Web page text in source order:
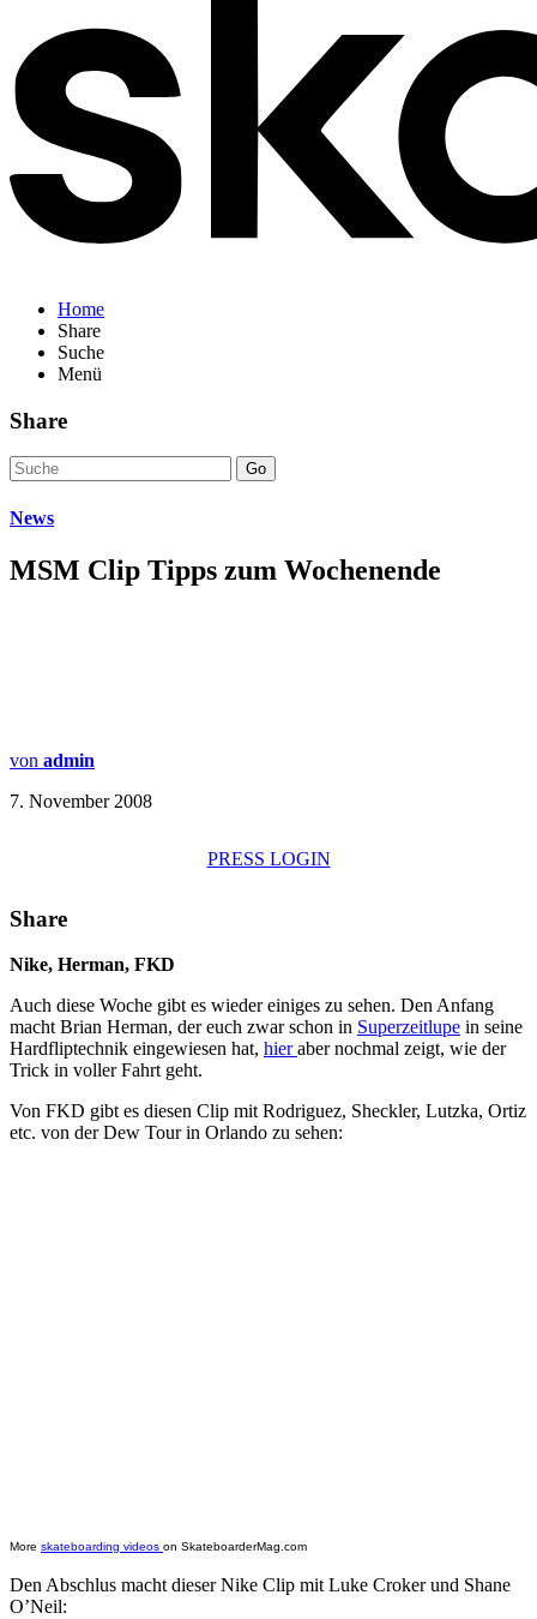
Home
Share
Suche
Menü
Share
Go
News
MSM Clip Tipps zum Wochenende
von admin
7. November 2008
PRESS LOGIN
Share
Nike, Herman, FKD
Auch diese Woche gibt es wieder einiges zu sehen. Den Anfang
macht Brian Herman, der euch zwar schon in Superzeitlupe in seine
Hardfliptechnik eingewiesen hat, hieraber nochmal zeigt, wie der
Trick in voller Fahrt geht.
Von FKD gibt es diesen Clip mit Rodriguez, Sheckler, Lutzka, Ortiz
etc. von der Dew Tour in Orlando zu sehen:
More skateboarding videos on SkateboarderMag.com
Den Abschlus macht dieser Nike Clip mit Luke Croker und Shane
O’Neil: